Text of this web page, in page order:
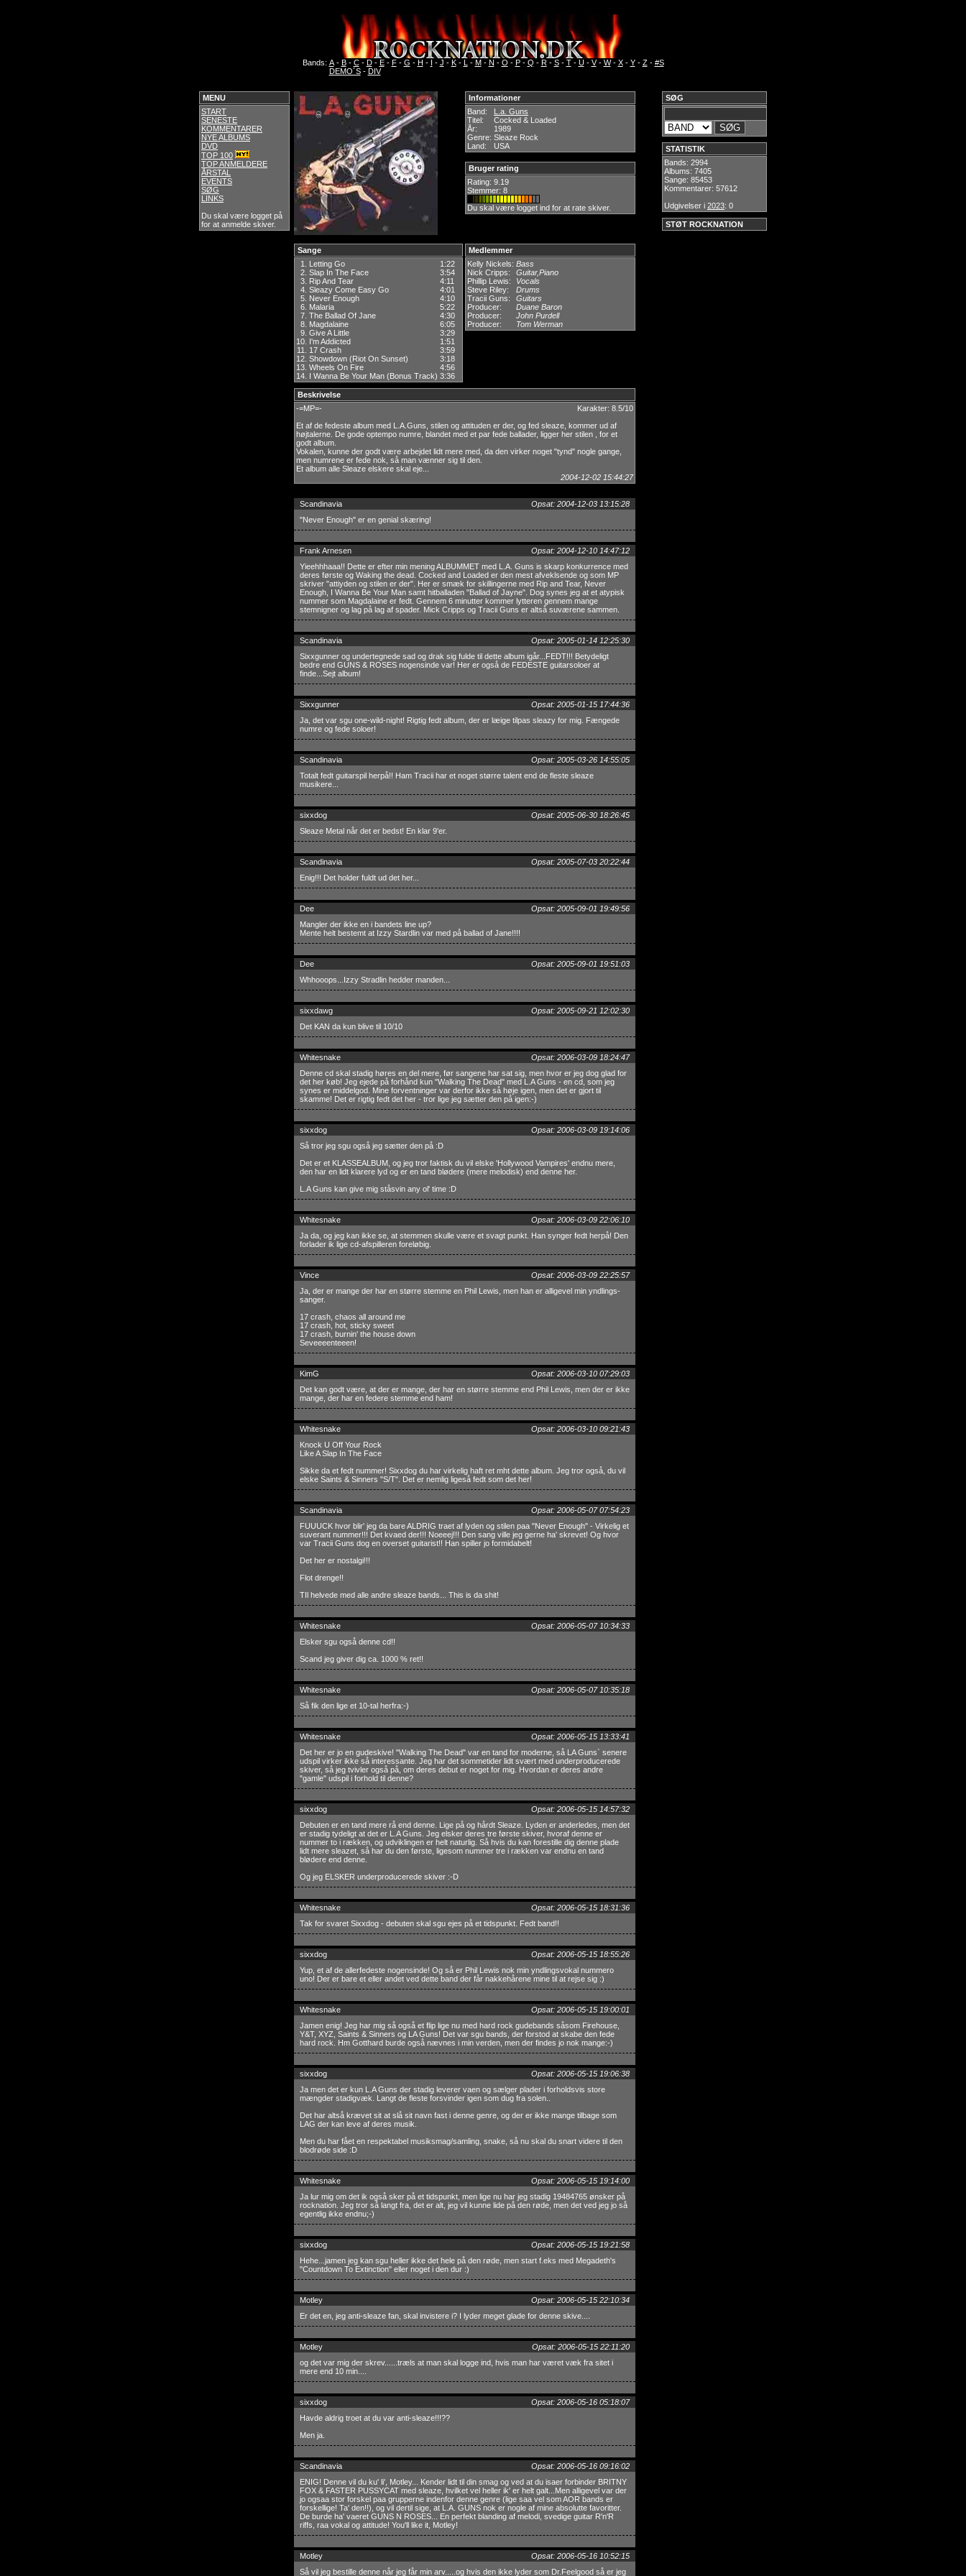
Bands: A- B- C- D- E- F- G - H - I - J - K- L - M- N - O - P- Q - R- S- T- U- V- W- X- Y- Z- #S
DEMO´S- DIV
MENU
START
SENESTE
KOMMENTARER
NYE ALBUMS
DVD
TOP 100
TOP ANMELDERE
ÅRSTAL
EVENTS
SØG
LINKS
Du skal være logget på
for at anmelde skiver.
SØG
STATISTIK
Bands: 2994
Albums: 7405
Sange: 85453
Kommentarer: 57612
Udgivelser i 2023: 0
STØT ROCKNATION
Informationer
Band:
L.a. Guns
Titel:
Cocked & Loaded
År:
1989
Genre: Sleaze Rock
Land:
USA
Bruger rating
Rating: 9.19
Stemmer: 8
Du skal være logget ind for at rate skiver.
Sange
1. Letting Go
1:22
2. Slap In The Face
3:54
3. Rip And Tear
4:11
4. Sleazy Come Easy Go
4:01
5. Never Enough
4:10
6. Malaria
5:22
7. The Ballad Of Jane
4:30
8. Magdalaine
6:05
9. Give A Little
3:29
10. I'm Addicted
1:51
11. 17 Crash
3:59
12. Showdown (Riot On Sunset)
3:18
13. Wheels On Fire
4:56
14. I Wanna Be Your Man (Bonus Track) 3:36
Medlemmer
Kelly Nickels: Bass
Nick Cripps:
Guitar,Piano
Phillip Lewis:
Vocals
Steve Riley:
Drums
Tracii Guns:
Guitars
Producer:
Duane Baron
Producer:
John Purdell
Producer:
Tom Werman
Beskrivelse
-=MP=-
Karakter: 8.5/10
Et af de fedeste album med L.A.Guns, stilen og attituden er der, og fed sleaze, kommer ud af
højtalerne. De gode optempo numre, blandet med et par fede ballader, ligger her stilen , for et
godt album.
Vokalen, kunne der godt være arbejdet lidt mere med, da den virker noget "tynd" nogle gange,
men numrene er fede nok, så man vænner sig til den.
Et album alle Sleaze elskere skal eje...
2004-12-02 15:44:27
Scandinavia
Opsat: 2004-12-03 13:15:28
"Never Enough" er en genial skæring!
Frank Arnesen
Opsat: 2004-12-10 14:47:12
Yieehhhaaa!! Dette er efter min mening ALBUMMET med L.A. Guns is skarp konkurrence med
deres første og Waking the dead. Cocked and Loaded er den mest afveklsende og som MP
skriver "attiyden og stilen er der". Her er smæk for skillingerne med Rip and Tear, Never
Enough, I Wanna Be Your Man samt hitballaden "Ballad of Jayne". Dog synes jeg at et atypisk
nummer som Magdalaine er fedt. Gennem 6 minutter kommer lytteren gennem mange
stemnigner og lag på lag af spader. Mick Cripps og Tracii Guns er altså suværene sammen.
Scandinavia
Opsat: 2005-01-14 12:25:30
Sixxgunner og undertegnede sad og drak sig fulde til dette album igår...FEDT!!! Betydeligt
bedre end GUNS & ROSES nogensinde var! Her er også de FEDESTE guitarsoloer at
finde...Sejt album!
Sixxgunner
Opsat: 2005-01-15 17:44:36
Ja, det var sgu one-wild-night! Rigtig fedt album, der er læige tilpas sleazy for mig. Fængede
numre og fede soloer!
Scandinavia
Opsat: 2005-03-26 14:55:05
Totalt fedt guitarspil herpå!! Ham Tracii har et noget større talent end de fleste sleaze
musikere...
sixxdog
Opsat: 2005-06-30 18:26:45
Sleaze Metal når det er bedst! En klar 9'er.
Scandinavia
Opsat: 2005-07-03 20:22:44
Enig!!! Det holder fuldt ud det her...
Dee
Opsat: 2005-09-01 19:49:56
Mangler der ikke en i bandets line up?
Mente helt bestemt at Izzy Stardlin var med på ballad of Jane!!!!
Dee
Opsat: 2005-09-01 19:51:03
Whhooops...Izzy Stradlin hedder manden...
sixxdawg
Opsat: 2005-09-21 12:02:30
Det KAN da kun blive til 10/10
Whitesnake
Opsat: 2006-03-09 18:24:47
Denne cd skal stadig høres en del mere, før sangene har sat sig, men hvor er jeg dog glad for
det her køb! Jeg ejede på forhånd kun "Walking The Dead" med L.A Guns - en cd, som jeg
synes er middelgod. Mine forventninger var derfor ikke så høje igen, men det er gjort til
skamme! Det er rigtig fedt det her - tror lige jeg sætter den på igen:-)
sixxdog
Opsat: 2006-03-09 19:14:06
Så tror jeg sgu også jeg sætter den på :D
Det er et KLASSEALBUM, og jeg tror faktisk du vil elske 'Hollywood Vampires' endnu mere,
den har en lidt klarere lyd og er en tand blødere (mere melodisk) end denne her.
L.A Guns kan give mig ståsvin any ol' time :D
Whitesnake
Opsat: 2006-03-09 22:06:10
Ja da, og jeg kan ikke se, at stemmen skulle være et svagt punkt. Han synger fedt herpå! Den
forlader ik lige cd-afspilleren foreløbig.
Vince
Opsat: 2006-03-09 22:25:57
Ja, der er mange der har en større stemme en Phil Lewis, men han er alligevel min yndlings-
sanger.
17 crash, chaos all around me
17 crash, hot, sticky sweet
17 crash, burnin' the house down
Seveeeenteeen!
KimG
Opsat: 2006-03-10 07:29:03
Det kan godt være, at der er mange, der har en større stemme end Phil Lewis, men der er ikke
mange, der har en federe stemme end ham!
Whitesnake
Opsat: 2006-03-10 09:21:43
Knock U Off Your Rock
Like A Slap In The Face
Sikke da et fedt nummer! Sixxdog du har virkelig haft ret mht dette album. Jeg tror også, du vil
elske Saints & Sinners "S/T". Det er nemlig ligeså fedt som det her!
Scandinavia
Opsat: 2006-05-07 07:54:23
FUUUCK hvor blir' jeg da bare ALDRIG traet af lyden og stilen paa "Never Enough" - Virkelig et
suverant nummer!!! Det kvaed der!!! Noeeej!!! Den sang ville jeg gerne ha' skrevet! Og hvor
var Tracii Guns dog en overset guitarist!! Han spiller jo formidabelt!
Det her er nostalgi!!!
Flot drenge!!
TIl helvede med alle andre sleaze bands... This is da shit!
Whitesnake
Opsat: 2006-05-07 10:34:33
Elsker sgu også denne cd!!
Scand jeg giver dig ca. 1000 % ret!!
Whitesnake
Opsat: 2006-05-07 10:35:18
Så fik den lige et 10-tal herfra:-)
Whitesnake
Opsat: 2006-05-15 13:33:41
Det her er jo en gudeskive! "Walking The Dead" var en tand for moderne, så LA Guns` senere
udspil virker ikke så interessante. Jeg har det sommetider lidt svært med underproducerede
skiver, så jeg tvivler også på, om deres debut er noget for mig. Hvordan er deres andre
"gamle" udspil i forhold til denne?
sixxdog
Opsat: 2006-05-15 14:57:32
Debuten er en tand mere rå end denne. Lige på og hårdt Sleaze. Lyden er anderledes, men det
er stadig tydeligt at det er L.A Guns. Jeg elsker deres tre første skiver, hvoraf denne er
nummer to i rækken, og udviklingen er helt naturlig. Så hvis du kan forestille dig denne plade
lidt mere sleazet, så har du den første, ligesom nummer tre i rækken var endnu en tand
blødere end denne.
Og jeg ELSKER underproducerede skiver :-D
Whitesnake
Opsat: 2006-05-15 18:31:36
Tak for svaret Sixxdog - debuten skal sgu ejes på et tidspunkt. Fedt band!!
sixxdog
Opsat: 2006-05-15 18:55:26
Yup, et af de allerfedeste nogensinde! Og så er Phil Lewis nok min yndlingsvokal nummero
uno! Der er bare et eller andet ved dette band der får nakkehårene mine til at rejse sig :)
Whitesnake
Opsat: 2006-05-15 19:00:01
Jamen enig! Jeg har mig så også et flip lige nu med hard rock gudebands såsom Firehouse,
Y&T, XYZ, Saints & Sinners og LA Guns! Det var sgu bands, der forstod at skabe den fede
hard rock. Hm Gotthard burde også nævnes i min verden, men der findes jo nok mange:-)
sixxdog
Opsat: 2006-05-15 19:06:38
Ja men det er kun L.A Guns der stadig leverer vaen og sælger plader i forholdsvis store
mængder stadigvæk. Langt de fleste forsvinder igen som dug fra solen..
Det har altså krævet sit at slå sit navn fast i denne genre, og der er ikke mange tilbage som
LAG der kan leve af deres musik.
Men du har fået en respektabel musiksmag/samling, snake, så nu skal du snart videre til den
blodrøde side :D
Whitesnake
Opsat: 2006-05-15 19:14:00
Ja lur mig om det ik også sker på et tidspunkt, men lige nu har jeg stadig 19484765 ønsker på
rocknation. Jeg tror så langt fra, det er alt, jeg vil kunne lide på den røde, men det ved jeg jo så
egentlig ikke endnu;-)
sixxdog
Opsat: 2006-05-15 19:21:58
Hehe...jamen jeg kan sgu heller ikke det hele på den røde, men start f.eks med Megadeth's
"Countdown To Extinction" eller noget i den dur :)
Motley
Opsat: 2006-05-15 22:10:34
Er det en, jeg anti-sleaze fan, skal invistere i? I lyder meget glade for denne skive....
Motley
Opsat: 2006-05-15 22:11:20
og det var mig der skrev......træls at man skal logge ind, hvis man har været væk fra sitet i
mere end 10 min....
sixxdog
Opsat: 2006-05-16 05:18:07
Havde aldrig troet at du var anti-sleaze!!!??
Men ja.
Scandinavia
Opsat: 2006-05-16 09:16:02
ENIG! Denne vil du ku' li', Motley... Kender lidt til din smag og ved at du isaer forbinder BRITNY
FOX & FASTER PUSSYCAT med sleaze, hvilket vel heller ik' er helt galt...Men alligevel var der
jo ogsaa stor forskel paa grupperne indenfor denne genre (lige saa vel som AOR bands er
forskellige! Ta' den!!), og vil dertil sige, at L.A. GUNS nok er nogle af mine absolutte favoritter.
De burde ha' vaeret GUNS N ROSES... En perfekt blanding af melodi, svedige guitar R'n'R
riffs, raa vokal og attitude! You'll like it, Motley!
Motley
Opsat: 2006-05-16 10:52:15
Så vil jeg bestille denne når jeg får min arv.....og hvis den ikke lyder som Dr.Feelgood så er jeg